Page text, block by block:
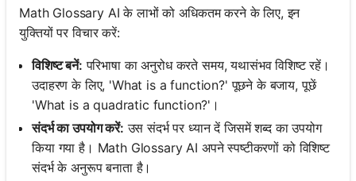
Math Glossary AI के लाभों को अधिकतम करने के लिए, इन
युक्तियों पर विचार करें:
विशिष्ट बनें: परिभाषा का अनुरोध करते समय, यथासंभव विशिष्ट रहें।
उदाहरण के लिए, 'What is a function?' पूछने के बजाय, पूछें
'What is a quadratic function?'।
संदर्भ का उपयोग करें: उस संदर्भ पर ध्यान दें जिसमें शब्द का उपयोग
किया गया है। Math Glossary AI अपने स्पष्टीकरणों को विशिष्ट
संदर्भ के अनुरूप बनाता है।